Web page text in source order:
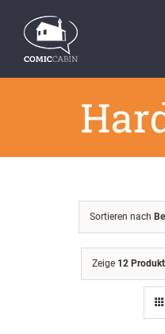
Inhalt
springen
Sortieren nach
Zeige 12